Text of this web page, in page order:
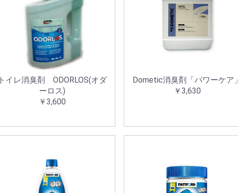
トイレ消臭剤 ODORLOS(オダ
ーロス)
￥3,600
Dometic消臭剤「パワーケア」
￥3,630